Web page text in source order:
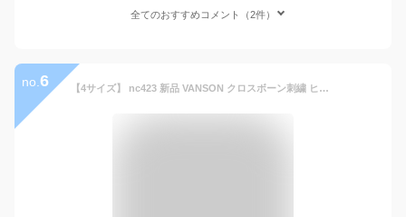
全てのおすすめコメント（2件）
no. 6 【4サイズ】 nc423 新品 VANSON クロスボーン刺繍 ヒョウ柄 長袖 ワークシャツ NVSL-803 メンズ バンソン CROSSBONE LEOPARD LONG SLEEVES WORK SHIRT レオパード ヴァンソン 【smtb-kd】